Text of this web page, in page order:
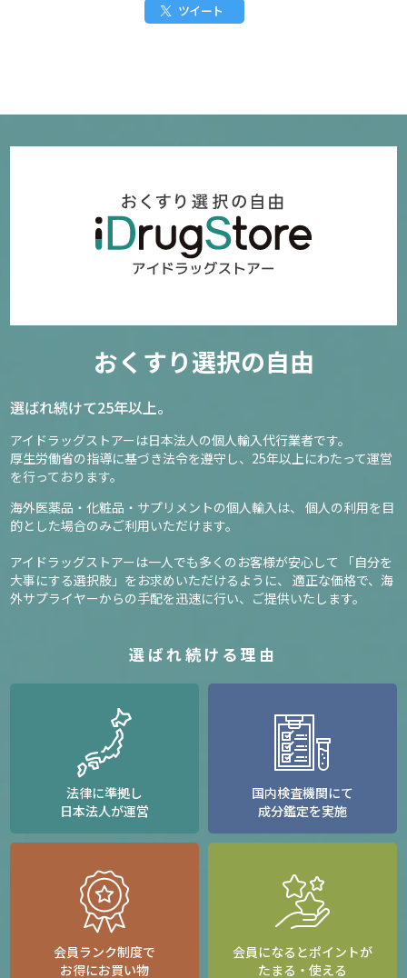
ツイート
おくすり選択の自由
選ばれ続けて25年以上。
アイドラッグストアーは日本法人の個人輸入代行業者です。
厚生労働省の指導に基づき法令を遵守し、 25年以上にわたって運営
を行っております。
海外医薬品・化粧品・サプリメントの個人輸入は、
個人の利用を目
的とした場合のみご利用いただけます。
アイドラッグストアーは一人でも多くのお客様が安心して
「自分を
大事にする選択肢」をお求めいただけるように、
適正な価格で、海
外サプライヤーからの手配を迅速に行い、ご提供いたします。
選ばれ続ける理由
法律に準拠し
日本法人が運営
国内検査機関にて
成分鑑定を実施
会員ランク制度で
お得にお買い物
会員になるとポイントが
たまる・使える